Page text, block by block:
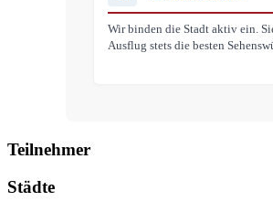
Wir binden die Stadt aktiv ein.
Ausflug stets die besten
Teilnehmer
Städte